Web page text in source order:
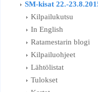
SM-kisat 22.-
Kilpailukutsu
In English
Ratamestarin blogi
Kilpailuohjeet
Lähtölistat
Tulokset